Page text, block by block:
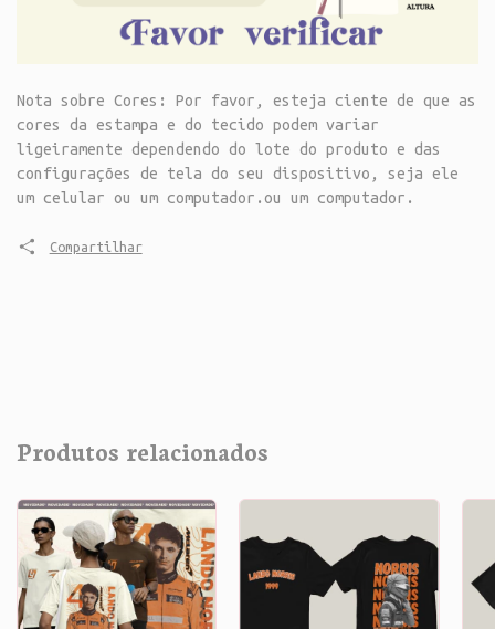
Nota sobre Cores: Por favor, esteja ciente de que as
cores da estampa e do tecido podem variar
ligeiramente dependendo do lote do produto e das
configurações de tela do seu dispositivo, seja ele
um celular ou um computador.ou um computador.
Compartilhar
Produtos relacionados